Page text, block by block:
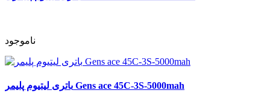
ناموجود
باتری لیتیوم پلیمر Gens ace 45C-3S-5000mah